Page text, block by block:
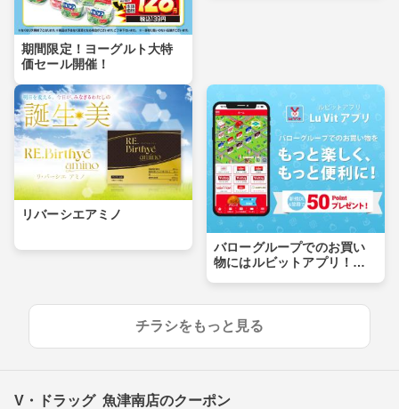
期間限定！ヨーグルト大特
価セール開催！
リバーシエアミノ
バローグループでのお買い
物にはルビットアプリ！ダ
チラシをもっと見る
V・ドラッグ 魚津南店のクーポン